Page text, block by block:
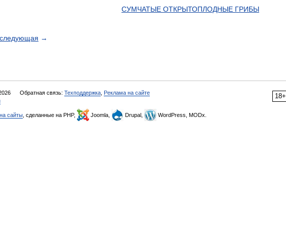
СУМЧАТЫЕ ОТКРЫТОПЛОДНЫЕ ГРИБЫ
следующая →
18+
Обратная связь: Техподдержка Реклама на сайте
сайты , сделанные на PHP, Joomla, Drupal, WordPress, MODx.